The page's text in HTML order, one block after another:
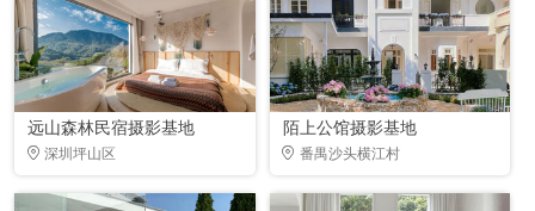
远山森林民宿摄影基地
深圳坪山区
陌上公馆摄影基地
番禺沙头横江村